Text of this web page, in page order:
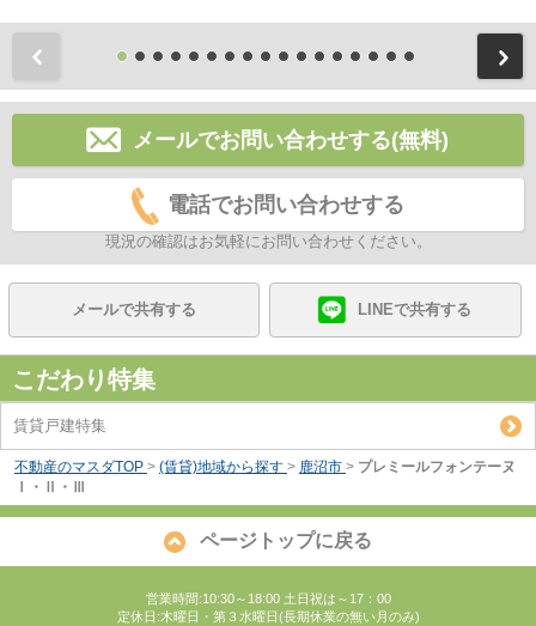
メールでお問い合わせする(無料)
電話でお問い合わせする
現況の確認はお気軽にお問い合わせください。
メールで共有する LINEで共有する
こだわり特集
賃貸戸建特集
不動産のマスダTOP > (賃貸)地域から探す > 鹿沼市 > プレミールフォンテーヌ
Ⅰ・Ⅱ・Ⅲ
ページトップに戻る
営業時間:10:30～18:00 土日祝は～17：00
定休日:木曜日・第３水曜日(長期休業の無い月のみ)